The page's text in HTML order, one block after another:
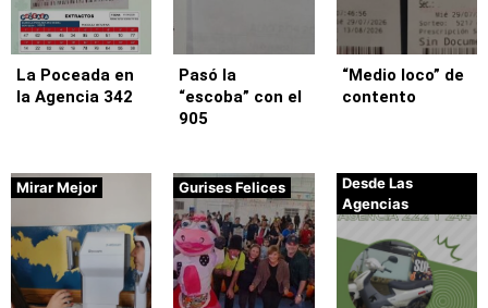
La Poceada en
la Agencia 342
Pasó la
“escoba” con el
905
“Medio loco” de
contento
Mirar Mejor Gurises Felices
Desde Las
Agencias